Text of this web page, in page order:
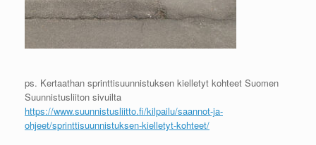
ps. Kertaathan sprinttisuunnistuksen kielletyt kohteet Suomen
Suunnistusliiton sivuilta
https://www.suunnistusliitto.fi/kilpailu/saannot-ja-
ohjeet/sprinttisuunnistuksen-kielletyt-kohteet/